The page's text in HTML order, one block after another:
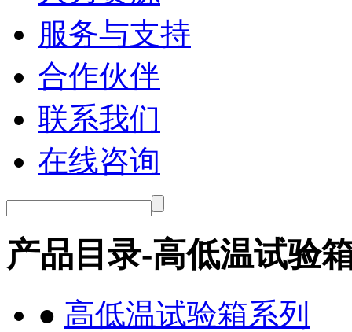
服务与支持
合作伙伴
联系我们
在线咨询
产品目录-高低温试验
● 高低温试验箱系列